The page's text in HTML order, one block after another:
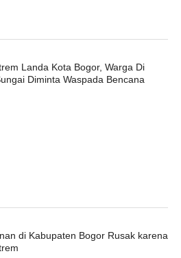
Landa Kota Bogor, Warga Di
Diminta Waspada Bencana
di Kabupaten Bogor Rusak karena